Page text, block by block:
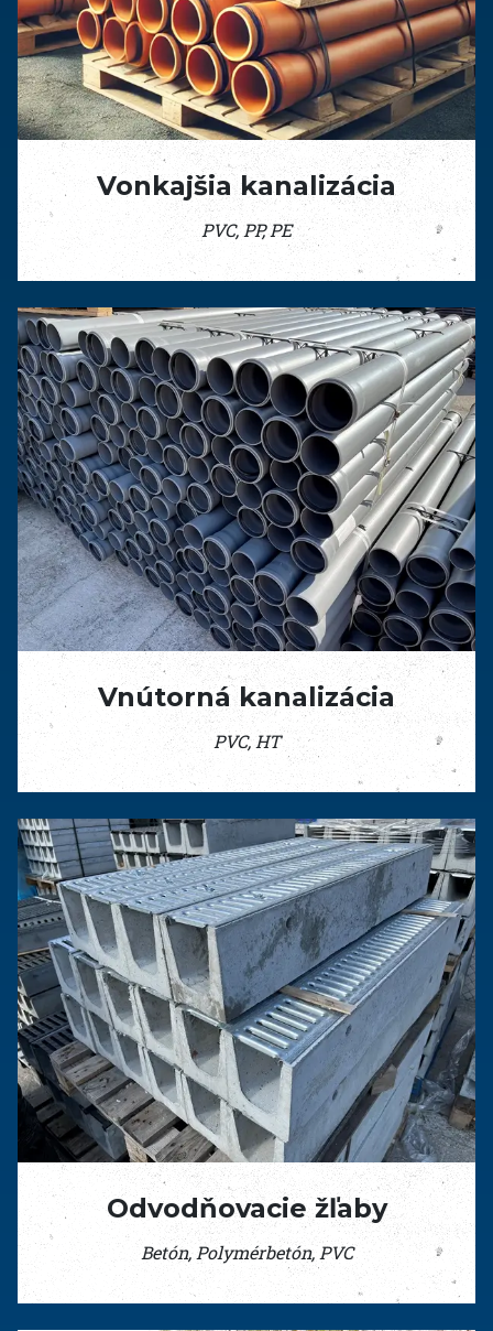
Vonkajšia kanalizácia
PVC, PP, PE
Vnútorná kanalizácia
PVC, HT
Odvodňovacie žľaby
Betón, Polymérbetón, PVC